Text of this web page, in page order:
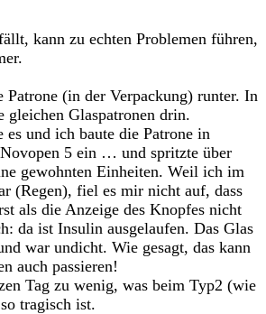
kann zu echten Problemen führen,
(in der Verpackung) runter. In
gleichen Glaspatronen drin.
es und ich baute die Patrone in
5 ein … und spritzte über
gewohnten Einheiten. Weil ich im
(Regen), fiel es mir nicht auf, dass
als die Anzeige des Knopfes nicht
da ist Insulin ausgelaufen. Das Glas
war undicht. Wie gesagt, das kann
auch passieren!
Tag zu wenig, was beim Typ2 (wie
tragisch ist.